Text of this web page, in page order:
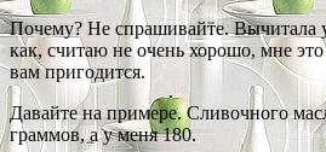
Почему? Не спрашивайте.
как, считаю не очень хорошо, мне
вам пригодится.
Давайте на примере. Сливочного
граммов, а у меня 180.